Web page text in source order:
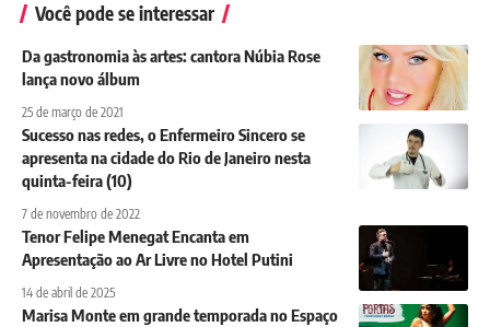
Você pode se interessar
Da gastronomia às artes: cantora Núbia Rose
lança novo álbum
25 de março de 2021
Sucesso nas redes, o Enfermeiro Sincero se
apresenta na cidade do Rio de Janeiro nesta
quinta-feira (10)
7 de novembro de 2022
Tenor Felipe Menegat Encanta em
Apresentação ao Ar Livre no Hotel Putini
14 de abril de 2025
Marisa Monte em grande temporada no Espaço